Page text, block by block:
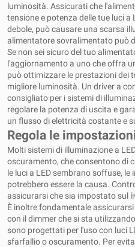
luminosità. Assicurati che
tensione e potenza delle tue luci a
debole, può causare una scarsa
alimentatore sovralimentato può
Se non sei sicuro del tuo
l'aggiornamento a uno che offra
può ottimizzare le prestazioni dei
migliore luminosità. Un driver a
consigliato per i sistemi di
regolare la potenza di uscita e
un flusso di elettricità costante e
Regola le
Molti sistemi di illuminazione a
oscuramento, che consentono di
le luci a LED sembrano soffuse,
potrebbero essere la causa.
assicurarsi che sia impostato sul
È inoltre fondamentale
con il dimmer che si sta
sono progettati per l'uso con luci
sfarfallio o oscuramento. Per